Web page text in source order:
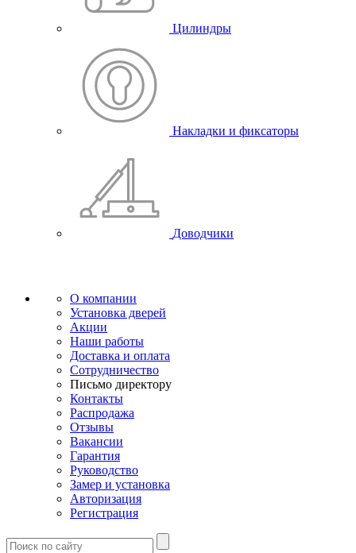
Цилиндры
Накладки и фиксаторы
Доводчики
О компании
Установка дверей
Акции
Наши работы
Доставка и оплата
Сотрудничество
Письмо директору
Контакты
Распродажа
Отзывы
Вакансии
Гарантия
Руководство
Замер и установка
Авторизация
Регистрация